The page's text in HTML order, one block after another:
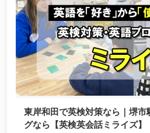
東岸和田で英検対策なら｜堺
グなら【英検英会話ミライズ】